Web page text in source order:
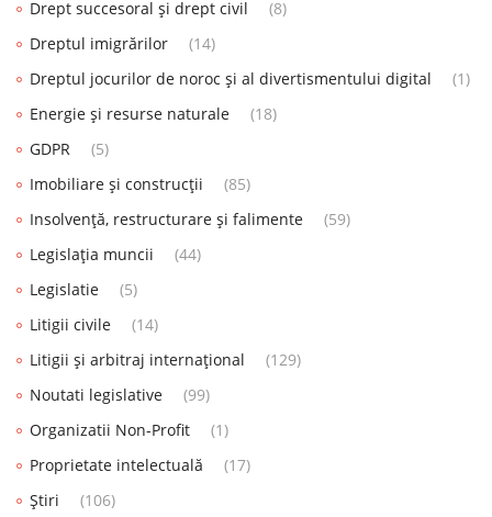
Drept succesoral și drept civil
(8)
Dreptul imigrărilor
(14)
Dreptul jocurilor de noroc și al divertismentului digital
(1)
Energie și resurse naturale
(18)
GDPR
(5)
Imobiliare și construcții
(85)
Insolvență, restructurare și falimente
(59)
Legislația muncii
(44)
Legislatie
(5)
Litigii civile
(14)
Litigii și arbitraj internațional
(129)
Noutati legislative
(99)
Organizatii Non-Profit
(1)
Proprietate intelectuală
(17)
Știri
(106)